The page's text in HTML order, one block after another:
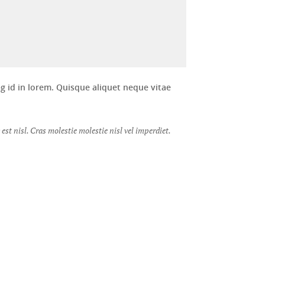
id in lorem. Quisque aliquet neque vitae
nisl. Cras molestie molestie nisl vel imperdiet.